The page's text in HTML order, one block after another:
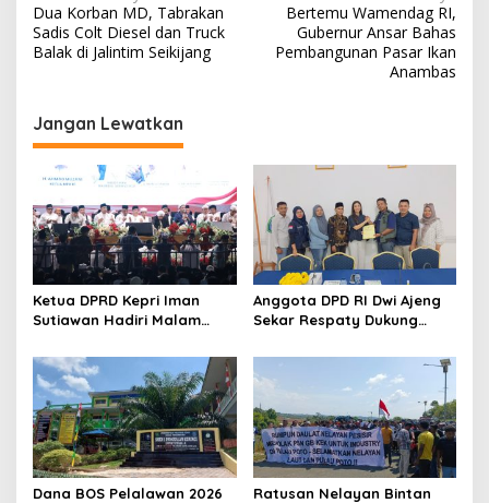
a
v
g
a
s
i
p
o
s
Dua Korban MD, Tabrakan
Sadis Colt Diesel dan Truck
Balak di Jalintim Seikijang
Bertemu Wamendag RI,
Gubernur Ansar Bahas
Pembangunan Pasar Ikan
Anambas
Jangan Lewatkan
Ketua DPRD Kepri Iman
Sutiawan Hadiri Malam
Perkuat Ukhuwah dan
Semangat Persatuan
Anggota DPD RI Dwi Ajeng
Sekar Respaty Dukung
Sungai Pelunggut Gelar
Peringatan HUT RI 2026
Dana BOS Pelalawan 2026 Ratusan Nelayan Bintan